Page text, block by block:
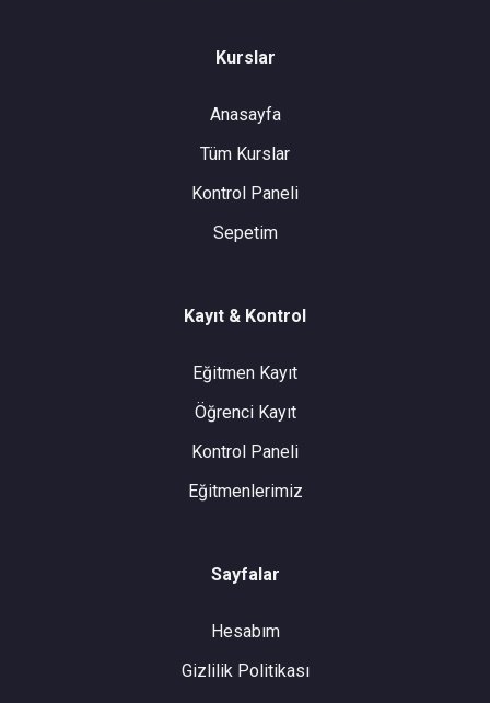
Kurslar
Anasayfa
Tüm Kurslar
Kontrol Paneli
Sepetim
Kayıt & Kontrol
Eğitmen Kayıt
Öğrenci Kayıt
Kontrol Paneli
Eğitmenlerimiz
Sayfalar
Hesabım
Gizlilik Politikası